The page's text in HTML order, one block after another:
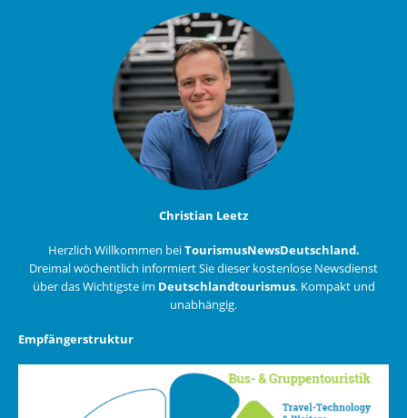
Christian Leetz
Herzlich Willkommen beiTourismusNewsDeutschland.
Dreimal wöchentlich informiert Sie dieser kostenlose Newsdienst
über das Wichtigste im Deutschlandtourismus. Kompakt und
unabhängig.
Empfängerstruktur